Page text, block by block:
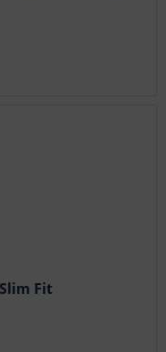
Slim Fit